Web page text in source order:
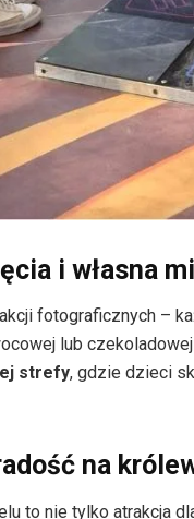
i własna
fotograficznych –
lub czekoladowej
strefy, gdzie dzieci
na
to nie tylko atrakcja